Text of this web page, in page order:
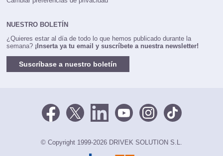
NUESTRO BOLETÍN
¿Quieres estar al día de todo lo que hemos publicado durante la
semana? ¡Inserta ya tu email y suscríbete a nuestra newsletter!
Suscríbase a nuestro boletín
© Copyright 1999-2026 DRIVEK SOLUTION S.L.